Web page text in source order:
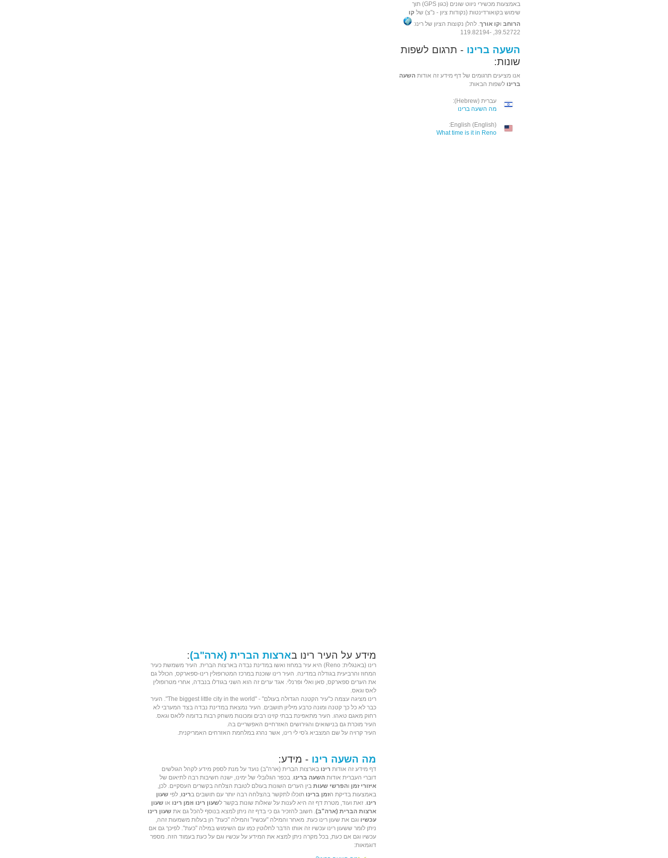
באמצעות מכשירי ניווט שונים (כגון GPS) תוך
שימוש בקואורדינטות (נקודות ציון - נ"צ) של קו
הרוחב וקו אורך. להלן נקוצות הציון של רינו:
39.52722, -119.82194
השעה ברינו - תרגום לשפות
שונות:
אנו מציעים תרגומים של דף מידע זה אודות השעה
ברינו לשפות הבאות:
עברית (Hebrew):
מה השעה ברינו
English (English):
What time is it in Reno
מידע על העיר רינו בארצות הברית (ארה"ב):
רינו (באנגלית: Reno) היא עיר במחוז ואשו במדינת נבדה בארצות הברית. העיר משמשת כעיר
המחוז והרביעית בגודלה במדינה. העיר רינו שוכנת במרכז המטרופולין רינו-ספארקס, הכולל גם
את הערים ספארקס, סאן ואלי ופרנלי. אגד ערים זה הוא השני בגודלו בנבדה, אחרי מטרופולין
לאס וגאס.
רינו מציגה עצמה כ"עיר הקטנה הגדולה בעולם" - "The biggest little city in the world". העיר
כבר לא כל כך קטנה ומונה כרבע מיליון תושבים. העיר נמצאת במדינת נבדה בצד המערבי לא
רחוק מאגם טאהו. העיר מתאפינת בבתי קזינו רבים ומכונות משחק רבות בדומה ללאס וגאס.
העיר מוכרת גם בנישואים והגירושים האזרחיים האפשריים בה.
העיר קרויה על שם המצביא ג'סי לי רינו, אשר נהרג במלחמת האזרחים האמריקנית.
מה השעה רינו - מידע:
דף מידע זה אודות רינו בארצות הברית (ארה"ב) נועד על מנת לספק מידע לקהל הגולשים
דוברי העברית אודות השעה ברינו. בכפר הגלובלי של ימינו, ישנה חשיבות רבה לתיאום של
איזורי זמן והפרשי שעות בין הערים השונות בעולם לטובת הצלחה בקשרים העסקיים. לכן,
באמצעות בדיקת הזמן ברינו תוכלו לתקשר בהצלחה רבה יותר עם תושבים ברינו, לפי שעון
רינו. זאת ועוד, מטרת דף זה היא לענות על שאלות שונות בקשר לשעון רינו וזמן רינו או שעון
ארצות הברית (ארה"ב). חשוב להזכיר גם כי בדף זה ניתן למצא בנוסף להכל גם את שעון רינו
עכשיו וגם את שעון רינו כעת. מאחר והמילה "עכשיו" והמילה "כעת" הן בעלות משמעות זהה,
ניתן לומר ששעון רינו עכשיו זה אותו הדבר לחלוטין כמו עם השימוש במילה "כעת". לפיכך גם אם
עכשיו וגם אם כעת, בכל מקרה ניתן למצא את המידע על עכשיו וגם על כעת בעמוד הזה. מספר
דוגמאות: